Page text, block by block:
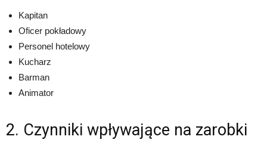
Kapitan
Oficer pokładowy
Personel hotelowy
Kucharz
Barman
Animator
2. Czynniki wpływające na zarobki